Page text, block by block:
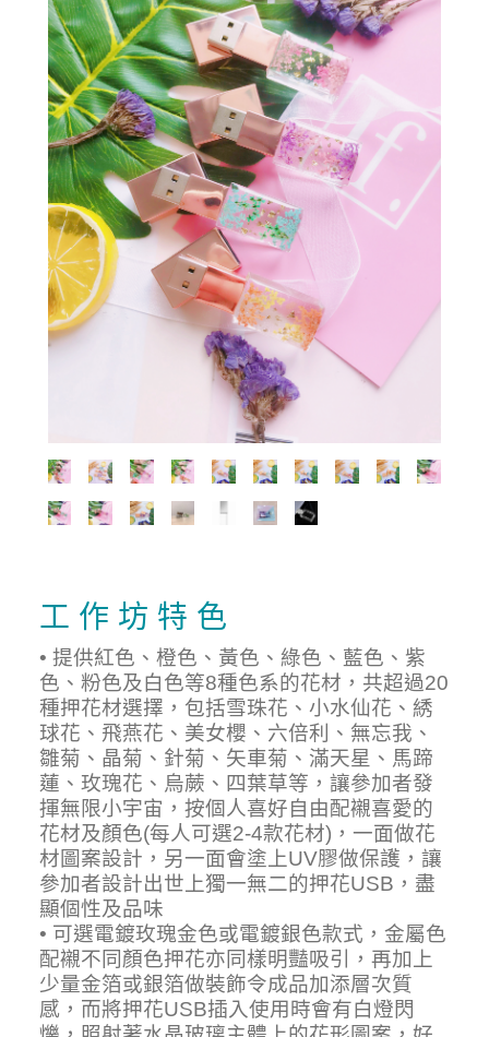
工 作 坊 特 色
• 提供紅色、橙色、黃色、綠色、藍色、紫
色、粉色及白色等8種色系的花材，共超過20
種押花材選擇，包括雪珠花、小水仙花、綉
球花、飛燕花、美女櫻、六倍利、無忘我、
雛菊、晶菊、針菊、矢車菊、滿天星、馬蹄
蓮、玫瑰花、烏蕨、四葉草等，讓參加者發
揮無限小宇宙，按個人喜好自由配襯喜愛的
花材及顏色(每人可選2-4款花材)，一面做花
材圖案設計，另一面會塗上UV膠做保護，讓
參加者設計出世上獨一無二的押花USB，盡
顯個性及品味
• 可選電鍍玫瑰金色或電鍍銀色款式，金屬色
配襯不同顏色押花亦同樣明豔吸引，再加上
少量金箔或銀箔做裝飾令成品加添層次質
感，而將押花USB插入使用時會有白燈閃